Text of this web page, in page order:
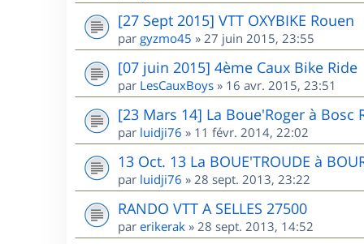
[27 Sept 2015] VTT OXYBIKE Rouen
par gyzmo45 » 27 juin 2015, 23:55
[07 juin 2015] 4ème Caux Bike Ride
par LesCauxBoys » 16 avr. 2015, 23:51
[23 Mars 14] La Boue'Roger à Bosc
par luidji76 » 11 févr. 2014, 22:02
13 Oct. 13 La BOUE'TROUDE à
par luidji76 » 28 sept. 2013, 23:22
RANDO VTT A SELLES 27500
par erikerak » 28 sept. 2013, 14:52